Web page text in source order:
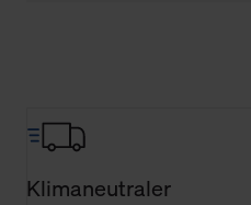
Klimaneutraler